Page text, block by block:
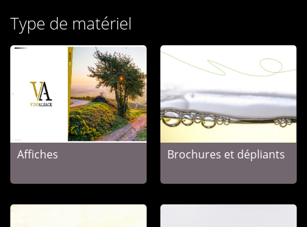
Type de matériel
Affiches Brochures et dépliants